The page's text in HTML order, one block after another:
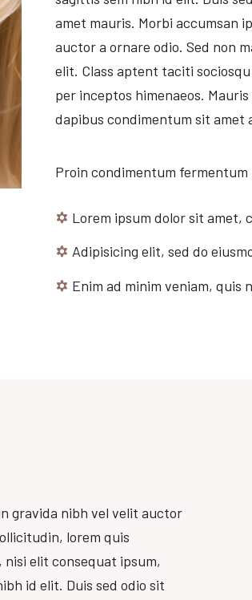
amet mauris. Morbi accumsan
auctor a ornare odio. Sed non
elit. Class aptent taciti
per inceptos himenaeos.
dapibus condimentum sit amet
Proin condimentum fermentum
Lorem ipsum dolor sit amet,
Adipisicing elit, sed do
Enim ad minim veniam, quis
gravida nibh vel velit auctor
lorem quis
elit consequat ipsum,
id elit. Duis sed odio sit